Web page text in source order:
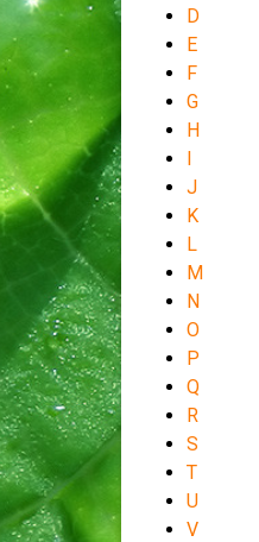
D
E
F
G
H
I
J
K
L
M
N
O
P
Q
R
S
T
U
V